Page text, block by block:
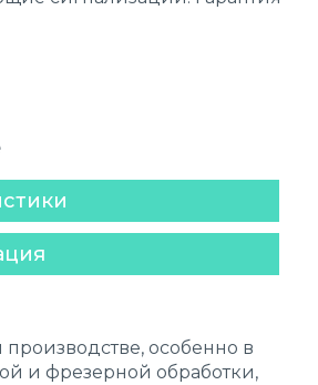
особенно в
и фрезерной обработки,